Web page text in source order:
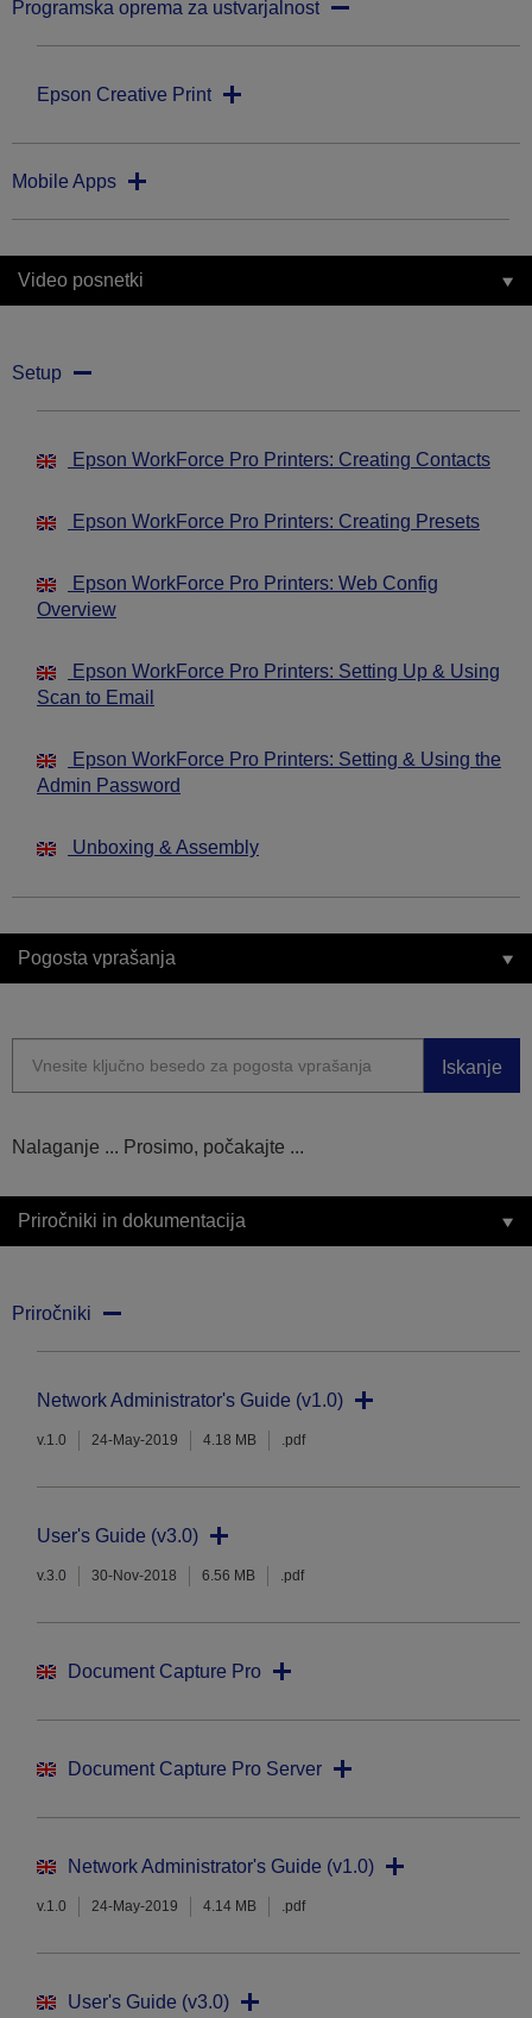
Programska oprema za ustvarjalnost
Epson Creative Print
Mobile Apps
Video posnetki
Setup
Epson WorkForce Pro Printers: Creating Contacts
Epson WorkForce Pro Printers: Creating Presets
Epson WorkForce Pro Printers: Web Config
Overview
Epson WorkForce Pro Printers: Setting Up & Using
Scan to Email
Epson WorkForce Pro Printers: Setting & Using the
Admin Password
Unboxing & Assembly
Pogosta vprašanja
Iskanje
Nalaganje ... Prosimo, počakajte ...
Priročniki in dokumentacija
Priročniki
Network Administrator's Guide (v1.0)
v.1.0 24-May-2019 4.18 MB .pdf
User's Guide (v3.0)
v.3.0 30-Nov-2018 6.56 MB .pdf
Document Capture Pro
Document Capture Pro Server
Network Administrator's Guide (v1.0)
v.1.0 24-May-2019 4.14 MB .pdf
User's Guide (v3.0)